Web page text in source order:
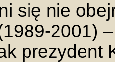
się nie
2001)
prezydent